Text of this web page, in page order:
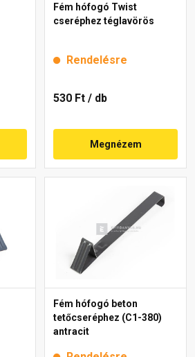
Fém hófogó Twist
cseréphez téglavörös
Rendelésre
530 Ft / db
Megnézem
Fém hófogó beton
tetőcseréphez (C1-380)
antracit